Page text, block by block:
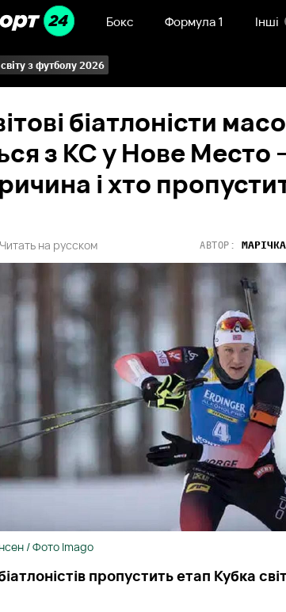
Бокс Формула 1 Інші
з футболу 2026
біатлоністи
з КС у Нове Место
і хто
Читать на русском АВТОР: МАРІЧКА
/ Фото Imago
пропустить етап Кубка